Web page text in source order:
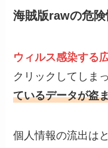
海賊版rawの危
ウィルス感染する
クリックしてしま
ているデータが盗
個人情報の流出は